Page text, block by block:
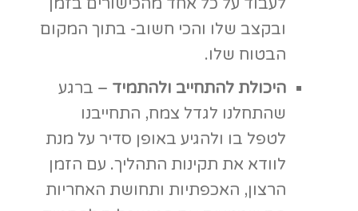
המטופלים רוכשים לא מעט ידע
וכישורים אשר יסייעו להם בעתיד גם
אלו כמובן רק חלק משלל המתנות
שהחזרה לשורשים מעניקה למי שמסכים
לקבל ממנה. הטיפול בסביבה כמו חממה